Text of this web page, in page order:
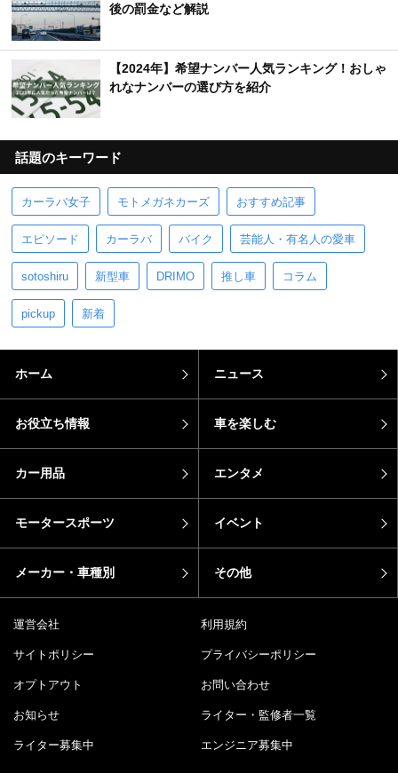
後の罰金など解説
【2024年】希望ナンバー人気ランキング！おしゃ
れなナンバーの選び方を紹介
話題のキーワード
カーラバ女子 モトメガネカーズ おすすめ記事
エピソード カーラバ バイク 芸能人・有名人の愛車
sotoshiru 新型車 DRIMO 推し車 コラム
pickup 新着
ホーム ニュース
お役立ち情報 車を楽しむ
カー用品 エンタメ
モータースポーツ イベント
メーカー・車種別 その他
運営会社 利用規約
サイトポリシー プライバシーポリシー
オプトアウト お問い合わせ
お知らせ ライター・監修者一覧
ライター募集中 エンジニア募集中